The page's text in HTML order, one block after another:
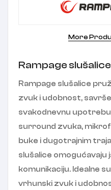
More
Rampage slušalice
Rampage slušalice
zvuk i udobnost,
svakodnevnu
surround zvuka,
buke i dugotrajnim
slušalice omogućavaju
komunikaciju. Idealne
vrhunski zvuk i